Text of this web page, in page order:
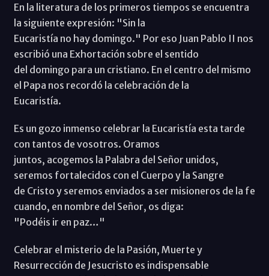
En la literatura de los primeros tiempos se encuentra
la siguiente expresión: "Sin la
Eucaristía no hay domingo." Por eso Juan Pablo II nos
escribió una Exhortación sobre el sentido
del domingo para un cristiano. En el centro del mismo
el Papa nos recordó la celebración de la
Eucaristía.
Es un gozo inmenso celebrar la Eucaristía esta tarde
con tantos de vosotros. Oramos
juntos, acogemos la Palabra del Señor unidos,
seremos fortalecidos con el Cuerpo y la Sangre
de Cristo y seremos enviados a ser misioneros de la fe
cuando, en nombre del Señor, os diga:
"Podéis ir en paz…"
Celebrar el misterio de la Pasión, Muerte y
Resurrección de Jesucristo es indispensable